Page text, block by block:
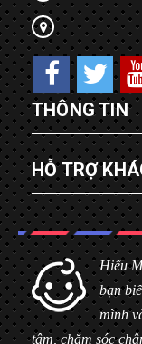
THÔNG TIN
HỖ TRỢ
Hiểu
bạn
mình
tâm, chăm sóc